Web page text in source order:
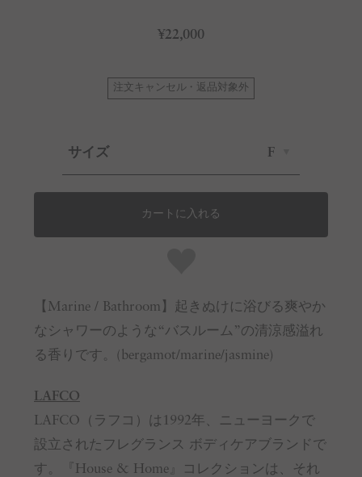
¥22,000
注文キャンセル・返品対象外
サイズ F
カートに入れる
【Marine / Bathroom】起きぬけに浴びる爽やか
なシャワーのような“バスルーム”の清涼感溢れ
る香りです。(bergamot/marine/jasmine)
LAFCO
LAFCO（ラフコ）は1992年、ニューヨークで
設立されたフレグランス ボディケアブランドで
す。『House & Home』コレクションは、それ